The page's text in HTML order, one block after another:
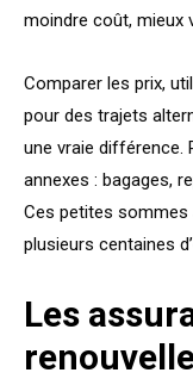
moindre coût, mieux
Comparer les prix,
pour des trajets
une vraie différence.
annexes : bagages,
Ces petites sommes
plusieurs centaines
Les